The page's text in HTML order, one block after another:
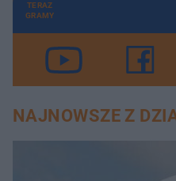
TERAZ
GRAMY
NAJNOWSZE Z